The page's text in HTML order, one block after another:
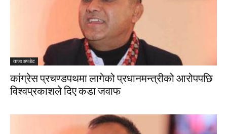
ताजा अपडेट
कांग्रेस प्रचण्डपथमा लागेको प्रधानमन्त्रीको आरोपपछि
विश्वप्रकाशले दिए कडा जवाफ